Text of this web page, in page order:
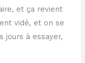
et ça revient
vidé, et on se
jours à essayer,